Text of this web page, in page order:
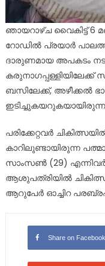
ഞായറാഴ്ച വൈകിട്ട് 6
റോഡിൽ പ്രയാർ
ദാരുണമായ അപകടം
ബസിലേക്ക്, അഴീക്കൽ
പരിക്കേറ്റവർ
കാറിലുണ്ടായിരുന്ന
സാംസൺ (29)
ആശുപത്രിയിൽ
ആറുപേർ ഓച്ചിറ
Share on Facebook